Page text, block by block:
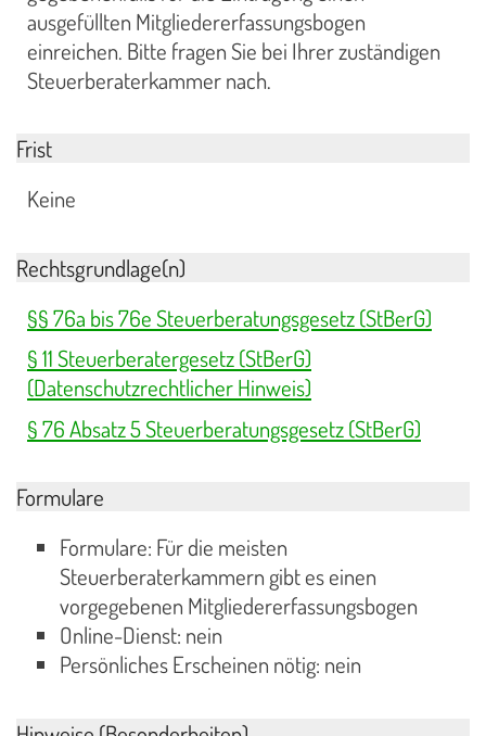
ausgefüllten Mitgliedererfassungsbogen
einreichen. Bitte fragen Sie bei Ihrer zuständigen
Steuerberaterkammer nach.
Frist
Keine
Rechtsgrundlage(n)
§§ 76a bis 76e Steuerberatungsgesetz (StBerG)
§ 11 Steuerberatergesetz (StBerG)
(Datenschutzrechtlicher Hinweis)
§ 76 Absatz 5 Steuerberatungsgesetz (StBerG)
Formulare
Formulare: Für die meisten
Steuerberaterkammern gibt es einen
vorgegebenen Mitgliedererfassungsbogen
Online-Dienst: nein
Persönliches Erscheinen nötig: nein